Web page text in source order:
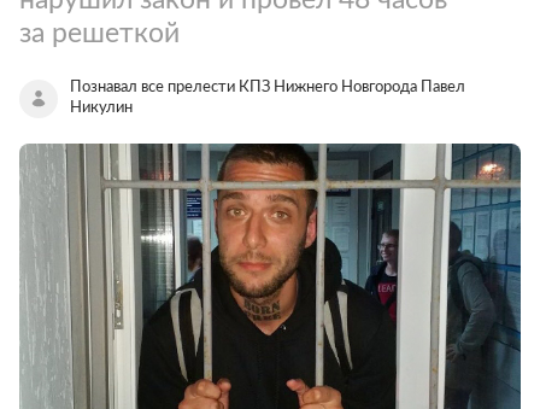
за решеткой
Познавал все прелести КПЗ Нижнего Новгорода Павел
Никулин